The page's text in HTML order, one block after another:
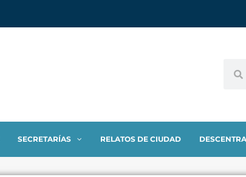
SECRETARÍAS RELATOS DE CIUDAD